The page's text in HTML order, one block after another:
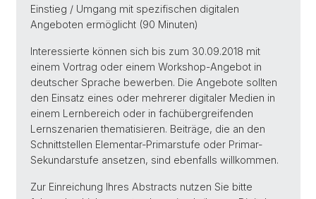
Einstieg / Umgang mit spezifischen digitalen
Angeboten ermöglicht (90 Minuten)
Interessierte können sich bis zum 30.09.2018 mit
einem Vortrag oder einem Workshop-Angebot in
deutscher Sprache bewerben. Die Angebote sollten
den Einsatz eines oder mehrerer digitaler Medien in
einem Lernbereich oder in fachübergreifenden
Lernszenarien thematisieren. Beiträge, die an den
Schnittstellen Elementar-Primarstufe oder Primar-
Sekundarstufe ansetzen, sind ebenfalls willkommen.
Zur Einreichung Ihres Abstracts nutzen Sie bitte